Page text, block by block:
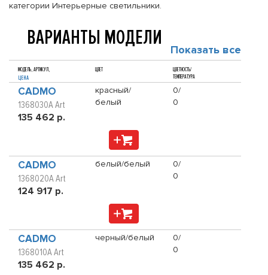
категории Интерьерные светильники.
ВАРИАНТЫ МОДЕЛИ Показать все
МОДЕЛЬ, АРТИКУЛ,
ЦЕНА
ЦВЕТ
ЦВЕТНОСТЬ/
ТЕМПЕРАТУРА
CADMO
1368030A Art
135 462 р.
красный/
белый
0/
0
CADMO
1368020A Art
124 917 р.
белый/белый
0/
0
CADMO
1368010A Art
135 462 р.
черный/белый
0/
0